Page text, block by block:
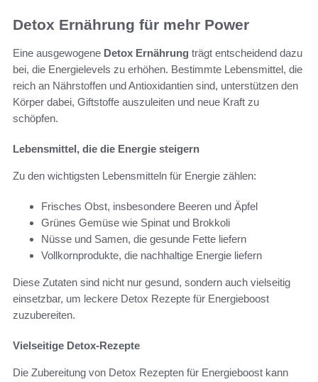
Detox Ernährung für mehr Power
Eine ausgewogene Detox Ernährung trägt entscheidend dazu
bei, die Energielevels zu erhöhen. Bestimmte Lebensmittel, die
reich an Nährstoffen und Antioxidantien sind, unterstützen den
Körper dabei, Giftstoffe auszuleiten und neue Kraft zu
schöpfen.
Lebensmittel, die die Energie steigern
Zu den wichtigsten Lebensmitteln für Energie zählen:
Frisches Obst, insbesondere Beeren und Äpfel
Grünes Gemüse wie Spinat und Brokkoli
Nüsse und Samen, die gesunde Fette liefern
Vollkornprodukte, die nachhaltige Energie liefern
Diese Zutaten sind nicht nur gesund, sondern auch vielseitig
einsetzbar, um leckere Detox Rezepte für Energieboost
zuzubereiten.
Vielseitige Detox-Rezepte
Die Zubereitung von Detox Rezepten für Energieboost kann